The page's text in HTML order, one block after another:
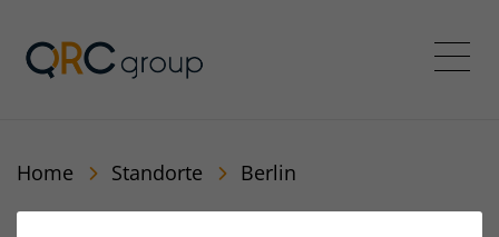
QRC Personalberatung
Home Standorte Berlin